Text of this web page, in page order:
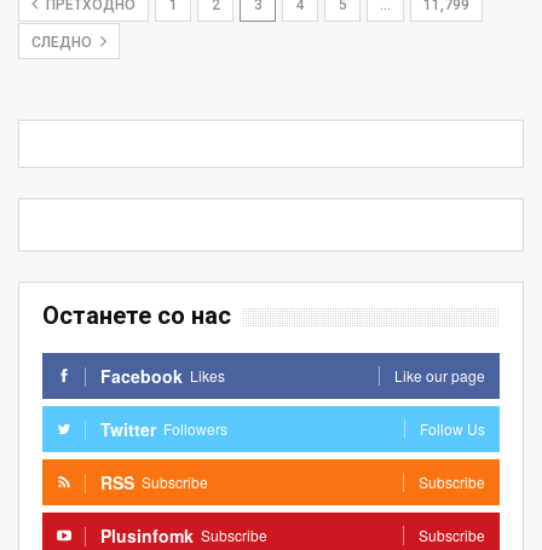
ПРЕТХОДНО 1 2 3 4 5 … 11,799
СЛЕДНО
Останете со нас
Facebook Likes Like our page
Twitter Followers Follow Us
RSS Subscribe Subscribe
Plusinfomk Subscribe Subscribe